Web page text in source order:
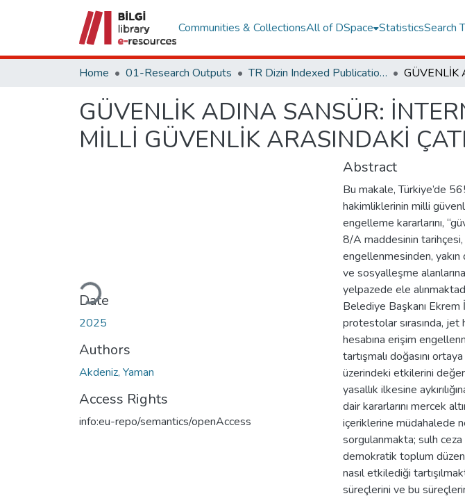
Communities & CollectionsAll of DSpace StatisticsSearch
Home 01-Research Outputs TR Dizin Indexed Publications
GÜVENLİK ADINA SANSÜR:
MİLLİ GÜVENLİK ARASINDAKİ
Loading...
Date
2025
Authors
Akdeniz, Yaman
Access Rights
info:eu-repo/semantics/openAccess
Abstract
Bu makale, Türkiye’de
hakimliklerinin milli
engelleme kararlarını,
8/A maddesinin
engellenmesinden,
ve sosyalleşme
yelpazede ele
Belediye Başkanı Ekrem
protestolar sırasında, jet
hesabına erişim
tartışmalı doğasını
üzerindeki etkilerini
yasallık ilkesine
dair kararlarını mercek
içeriklerine müdahalede
sorgulanmakta; sulh ceza
demokratik toplum
nasıl etkilediği
süreçlerini ve bu